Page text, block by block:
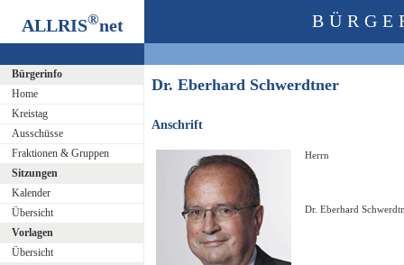
ALLRIS®net
Bürgerinfo
Home
Kreistag
Ausschüsse
Fraktionen & Gruppen
Sitzungen
Kalender
Übersicht
Vorlagen
Übersicht
Dr. Eberhard Schwerdtner
Anschrift
Herrn
Dr. Eberhard